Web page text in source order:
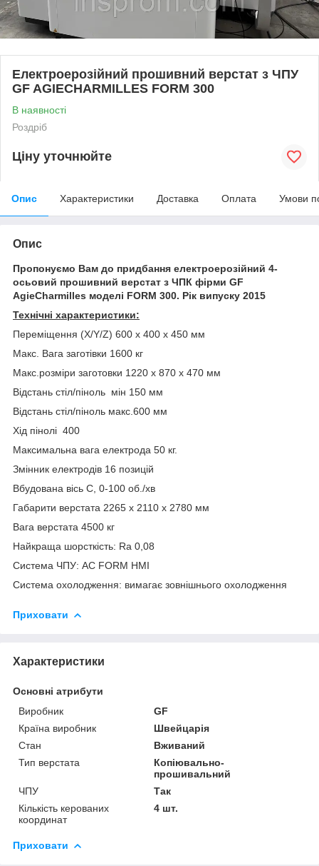
Електроерозійний прошивний верстат з ЧПУ
GF AGIECHARMILLES FORM 300
В наявності
Роздріб
Ціну уточнюйте
Опис Характеристики Доставка Оплата Умови
Опис
Пропонуємо Вам до придбання електроерозійний 4-
осьовий прошивний верстат з ЧПК фірми GF
AgieCharmilles моделі FORM 300. Рік випуску 2015
Технічні характеристики:
Переміщення (X/Y/Z) 600 x 400 x 450 мм
Макс. Вага заготівки 1600 кг
Макс.розміри заготовки 1220 x 870 x 470 мм
Відстань стіл/піноль мін 150 мм
Відстань стіл/піноль макс.600 мм
Хід пінолі 400
Максимальна вага електрода 50 кг.
Змінник електродів 16 позицій
Вбудована вісь C, 0-100 об./хв
Габарити верстата 2265 x 2110 x 2780 мм
Вага верстата 4500 кг
Найкраща шорсткість: Ra 0,08
Система ЧПУ: AC FORM HMI
Система охолодження: вимагає зовнішнього охолодження
Приховати
Характеристики
Основні атрибути
Виробник
GF
Країна виробник
Швейцарія
Стан
Вживаний
Тип верстата
Копіювально-
прошивальний
ЧПУ
Так
Кількість керованих
координат
4 шт.
Приховати